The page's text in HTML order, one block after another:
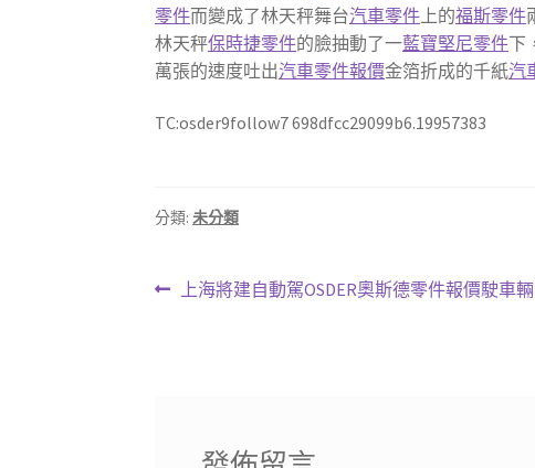
零件而變成了林天秤舞台汽車零件 上的福斯零件
林天秤保時捷零件的臉抽動了一藍寶堅尼零件下
萬張的速度吐出汽車零件報價金箔折成的千紙汽
TC:osder9follow7 698dfcc29099b6.19957383
分類:未分類
文上
上海將建自動駕OSDER奧斯德零件報價駛車